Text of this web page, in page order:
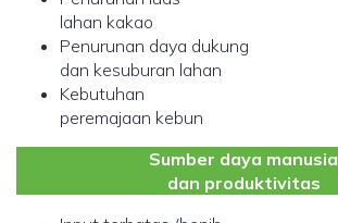
lahan kakao
Penurunan daya dukung
dan kesuburan lahan
Kebutuhan
peremajaan kebun
Sumber daya manusia
dan produktivitas